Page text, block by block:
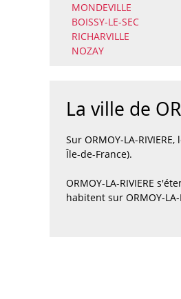
MONDEVILLE
BOISSY-LE-SEC
RICHARVILLE
NOZAY
La ville de
Sur ORMOY-LA-
Île-de-France).
ORMOY-LA-RIVIERE
habitent sur ORMOY-LA-